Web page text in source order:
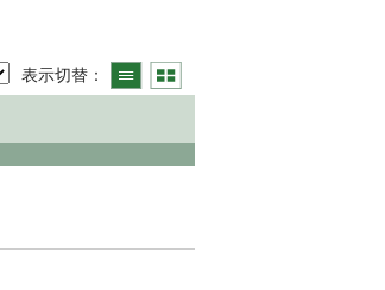
表示切替